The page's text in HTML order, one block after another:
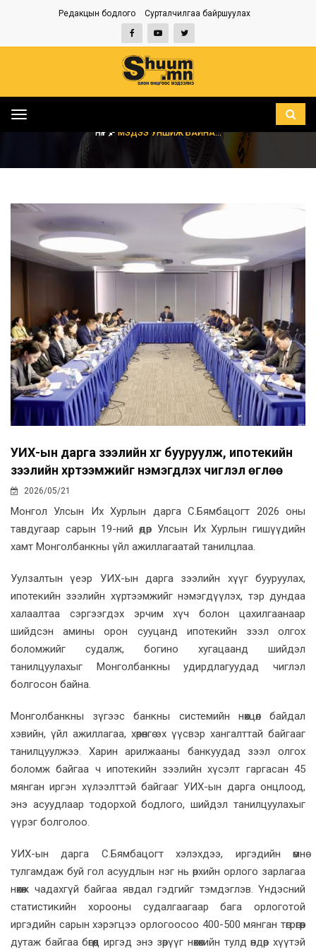
Редакцын бодлого Сурталчилгаа байршуулах
Toggle
НҮҮР МЭДЭЭ УНШИЖ БАЙНА...
УИХ-ын дарга зээлийн хүүг бууруулж, ипотекийн
зээлийн хүртээмжийг нэмэгдүүлэх чиглэл өглөө
2026/05/21
Монгол Улсын Их Хурлын дарга С.Бямбацогт 2026 оны
тавдугаар сарын 19-ний өдөр Улсын Их Хурлын гишүүдийн
хамт Монголбанкны үйл ажиллагаатай танилцлаа.
Уулзалтын үеэр УИХ-ын дарга зээлийн хүүг бууруулах,
ипотекийн зээлийн хүртээмжийг нэмэгдүүлэх, тэр дундаа
халаалтаа сэргээгдэх эрчим хүч болон цахилгаанаар
шийдсэн амины орон сууцанд ипотекийн зээл олгох
боломжийг судалж, богино хугацаанд шийдэл
танилцуулахыг Монголбанкны удирдлагуудад чиглэл
болгосон байна.
Монголбанкны зүгээс банкны системийн нөхцөл байдал
хэвийн, үйл ажиллагаа, хөрөнгө эх үүсвэр хангалттай байгааг
танилцуулжээ. Харин арилжааны банкуудад зээл олгох
боломж байгаа ч ипотекийн зээлийн хүсэлт гаргасан 45
мянган иргэн хүлээлттэй байгааг УИХ-ын дарга онцлоод,
энэ асуудлаар тодорхой бодлого, шийдэл танилцуулахыг
үүрэг болголоо.
УИХ-ын дарга С.Бямбацогт хэлэхдээ, иргэдийн өмнө
тулгамдаж буй гол асуудлын нэг нь өрхийн орлого зарлагаа
нөхөж чадахгүй байгаа явдал гэдгийг тэмдэглэв. Үндэсний
статистикийн хорооны судалгаагаар бага орлоготой
иргэдийн сарын хэрэгцээ орлогоосоо 400-500 мянган төгрөгөөр
дутаж байгаа бөгөөд иргэд энэ зөрүүг нөхөхийн тулд өндөр хүүтэй